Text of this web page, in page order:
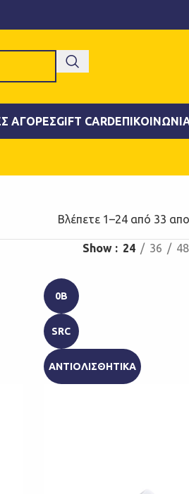
ΑΓΟΡΈΣGIFT CARD
Βλέπετε 1–24 από 33
Show 24 36 48
0B
SRC
ΑΝΤΙΟΛΙΣΘΗΤΙΚΑ